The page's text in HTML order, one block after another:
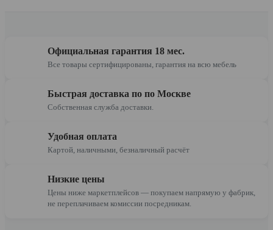
Официальная гарантия 18 мес.
Все товары сертифицированы, гарантия на всю мебель
Быстрая доставка по по Москве
Собственная служба доставки.
Удобная оплата
Картой, наличными, безналичный расчёт
Низкие цены
Цены ниже маркетплейсов — покупаем напрямую у фабрик,
не переплачиваем комиссии посредникам.